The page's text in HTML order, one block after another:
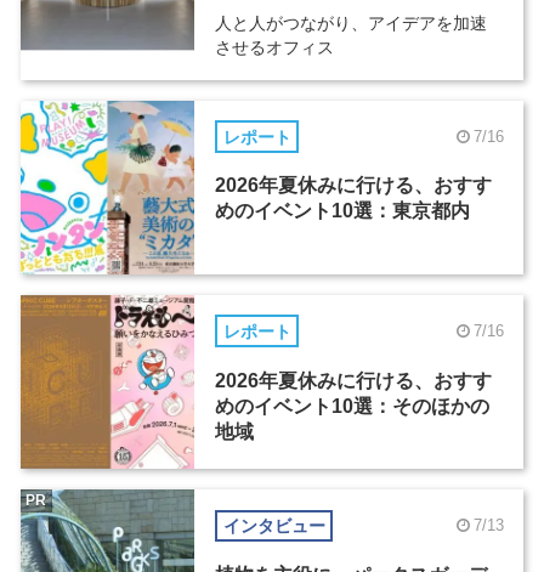
人と人がつながり、アイデアを加速
させるオフィス
レポート 7/16
2026年夏休みに行ける、おすす
めのイベント10選：東京都内
レポート 7/16
2026年夏休みに行ける、おすす
めのイベント10選：そのほかの
地域
インタビュー 7/13
PR